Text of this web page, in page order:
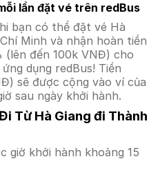
lần đặt vé trên redBus
bạn có thể đặt vé Hà
Minh và nhận hoàn tiền
(lên đến 100k VNĐ) cho
dụng redBus! Tiền
sẽ được cộng vào ví của
sau ngày khởi hành.
Từ Hà Giang đi Thành
giờ khởi hành khoảng 15